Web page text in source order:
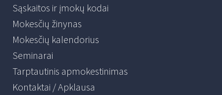
Sąskaitos ir įmokų kodai
Mokesčių žinynas
Mokesčių kalendorius
Seminarai
Tarptautinis apmokestinimas
Kontaktai / Apklausa